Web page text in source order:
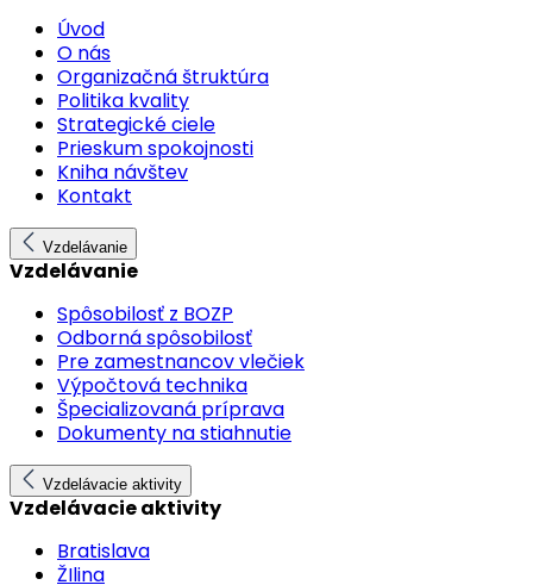
Úvod
O nás
Organizačná štruktúra
Politika kvality
Strategické ciele
Prieskum spokojnosti
Kniha návštev
Kontakt
Vzdelávanie
Vzdelávanie
Spôsobilosť z BOZP
Odborná spôsobilosť
Pre zamestnancov vlečiek
Výpočtová technika
Špecializovaná príprava
Dokumenty na stiahnutie
Vzdelávacie aktivity
Vzdelávacie aktivity
Bratislava
ŽIlina